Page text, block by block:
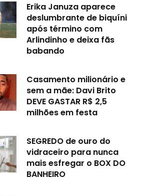
Erika Januza aparece
deslumbrante de biquíni
após término com
Arlindinho e deixa fãs
babando
Casamento milionário e
sem a mãe: Davi Brito
DEVE GASTAR R$ 2,5
milhões em festa
SEGREDO de ouro do
vidraceiro para nunca
mais esfregar o BOX DO
BANHEIRO